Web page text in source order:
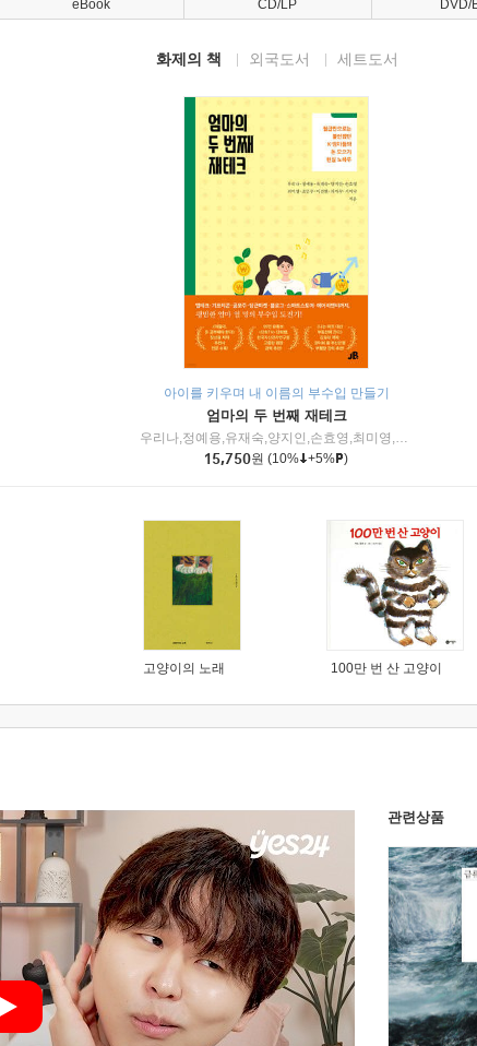
화제의 책 외국도서 세트도서
아이를 키우며 내 이름의 부수입 만들기
엄마의 두 번째 재테크
우리나,정예용,유재숙,양지인,손효영,최미영,조민주,이진현,차미숙,서미숙 저
15,750원 (10% +5% )
고양이의 노래 100만 번 산 고양이
eBook CD/LP DVD/
관련상품